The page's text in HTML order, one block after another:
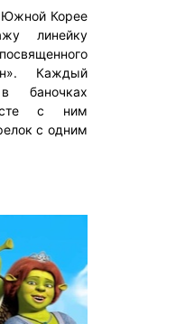
Южной Корее
линейку
Каждый
баночках
с ним
с одним